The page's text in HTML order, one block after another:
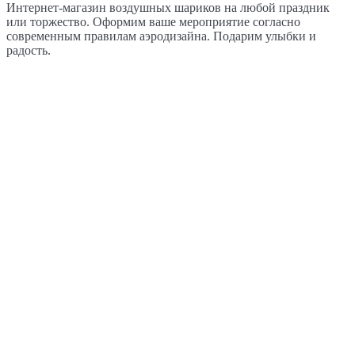
Интернет-магазин воздушных шариков на любой праздник
или торжество. Оформим ваше мероприятие согласно
современным правилам аэродизайна. Подарим улыбки и
радость.